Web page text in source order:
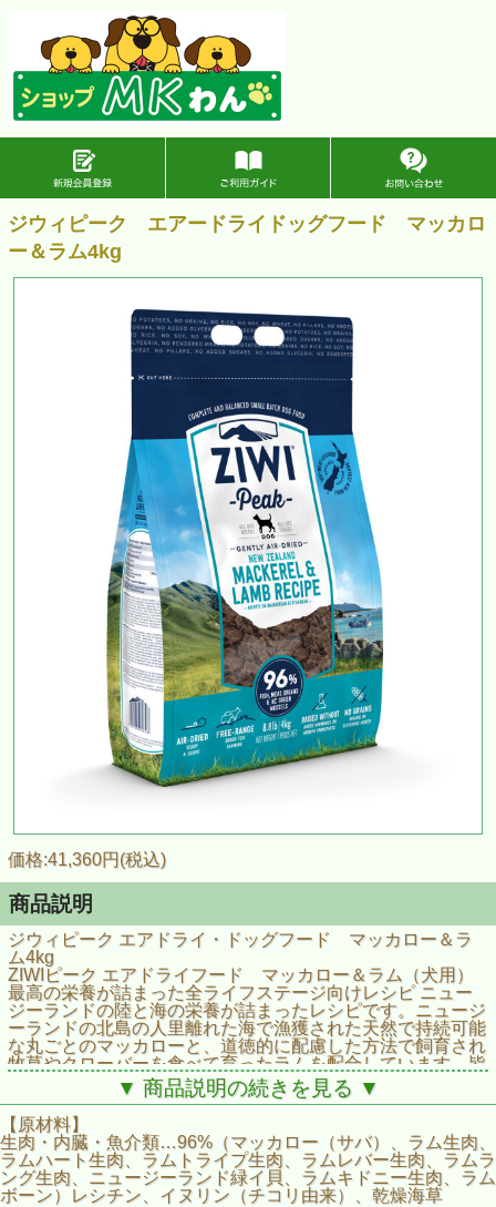
ジウィピーク エアードライドッグフード マッカロ
ー＆ラム4kg
価格:41,360円(税込)
商品説明
ジウィピーク エアドライ・ドッグフード マッカロー＆ラ
ム4kg
ZIWIピーク エアドライフード マッカロー＆ラム（犬用）
最高の栄養が詰まった全ライフステージ向けレシピ ニュー
ジーランドの陸と海の栄養が詰まったレシピです。ニュージ
ーランドの北島の人里離れた海で漁獲された天然で持続可能
な丸ごとのマッカローと、道徳的に配慮した方法で飼育され
牧草やクローバーを食べて育ったラムを配合しています。皆
様と皆様の愛犬、どちらにも喜んでいただける美味しい組み
合わせです。 ■エアドライ さっとすくってあげるだけ ■魚、
ラム、内臓、ニュージーランド産緑イ貝 ■丸ごとの天然マッ
カロー ■放し飼いで牧草飼育 ■抗生物質、成長ホルモン不使
用 ■穀類、砂糖、グリセリン不使用
▼ 商品説明の続きを見る ▼
【原材料】
生肉・内臓・魚介類…96%（マッカロー（サバ）、ラム生肉、
ラムハート生肉、ラムトライプ生肉、ラムレバー生肉、ラムラ
ング生肉、ニュージーランド緑イ貝、ラムキドニー生肉、ラム
ボーン）レシチン、イヌリン（チコリ由来）、乾燥海草